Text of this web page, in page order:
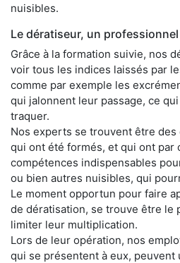
nuisibles.
Le dératiseur, un
Grâce à la formation suivie, nos
voir tous les indices laissés par
comme par exemple les
qui jalonnent leur passage, ce
traquer.
Nos experts se trouvent être
qui ont été formés, et qui ont par
compétences indispensables
ou bien autres nuisibles, qui
Le moment opportun pour faire
de dératisation, se trouve être le
limiter leur multiplication.
Lors de leur opération, nos
qui se présentent à eux, peuvent